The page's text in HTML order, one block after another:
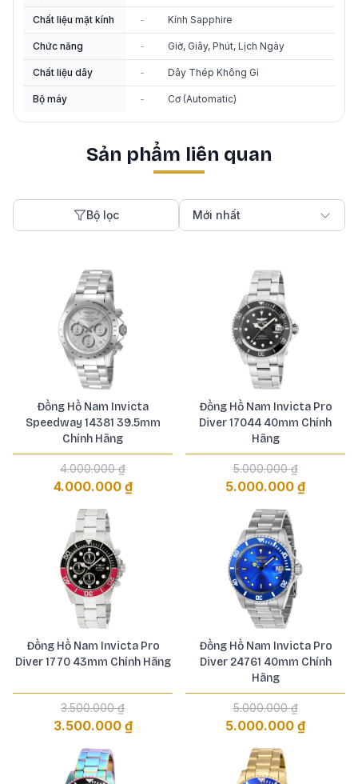
Chất liệu mặt kính - Kính Sapphire
Chức năng - Giờ, Giây, Phút, Lịch Ngày
Chất liệu dây - Dây Thép Không Gỉ
Bộ máy - Cơ (Automatic)
Sản phẩm liên quan
Bộ lọc Mới nhất
Đồng Hồ Nam Invicta
Speedway 14381 39.5mm
Chính Hãng
4.000.000 ₫
4.000.000 ₫
Đồng Hồ Nam Invicta Pro
Diver 17044 40mm Chính
Hãng
5.000.000 ₫
5.000.000 ₫
Đồng Hồ Nam Invicta Pro
Diver 1770 43mm Chính Hãng
3.500.000 ₫
3.500.000 ₫
Đồng Hồ Nam Invicta Pro
Diver 24761 40mm Chính
Hãng
5.000.000 ₫
5.000.000 ₫